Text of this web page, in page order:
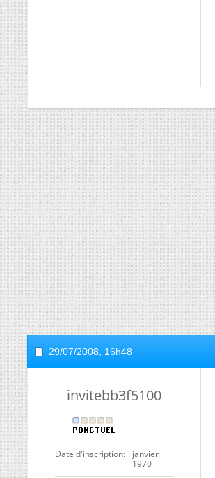
29/07/2008, 16h48
invitebb3f5100
Date d'inscription
janvier
1970